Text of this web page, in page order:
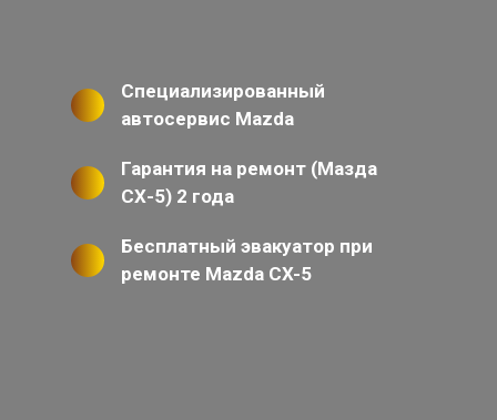
Специализированный
автосервис Mazda
Гарантия на ремонт (Мазда
СХ-5) 2 года
Бесплатный эвакуатор при
ремонте Mazda CX-5